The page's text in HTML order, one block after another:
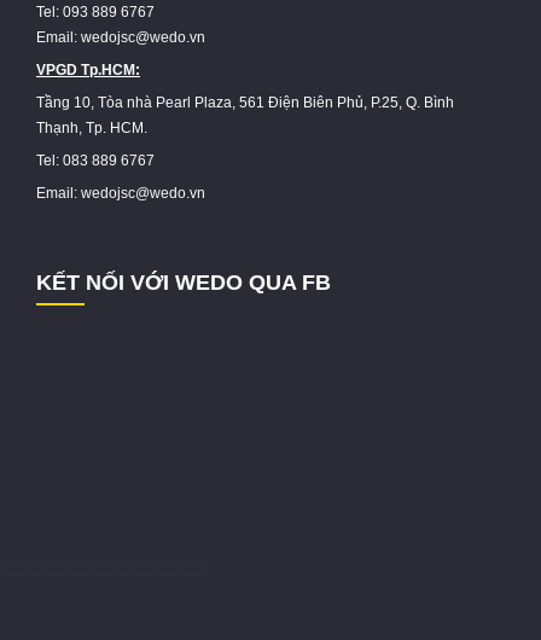
Tel: 093 889 6767
Email: wedojsc@wedo.vn
VPGD Tp.HCM:
Tầng 10, Tòa nhà Pearl Plaza, 561 Điện Biên Phủ, P.25, Q. Bình
Thạnh, Tp. HCM.
Tel: 083 889 6767
Email: wedojsc@wedo.vn
KẾT NỐI VỚI WEDO QUA FB